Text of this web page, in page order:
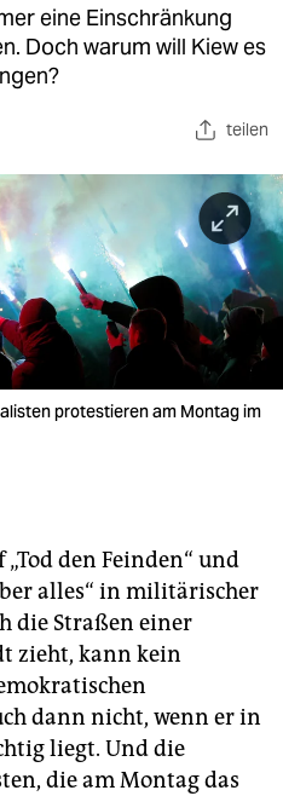
eine Einschränkung
Doch warum will Kiew es
teilen
protestieren am Montag im
den Feinden“ und
alles“ in militärischer
die Straßen einer
zieht, kann kein
dann nicht, wenn er in
liegt. Und die
die am Montag das